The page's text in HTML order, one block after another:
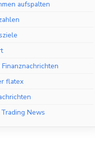
aufspalten
flatex
News